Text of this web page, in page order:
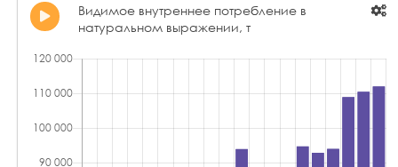
Видимое внутреннее потребление в
натуральном выражении, т